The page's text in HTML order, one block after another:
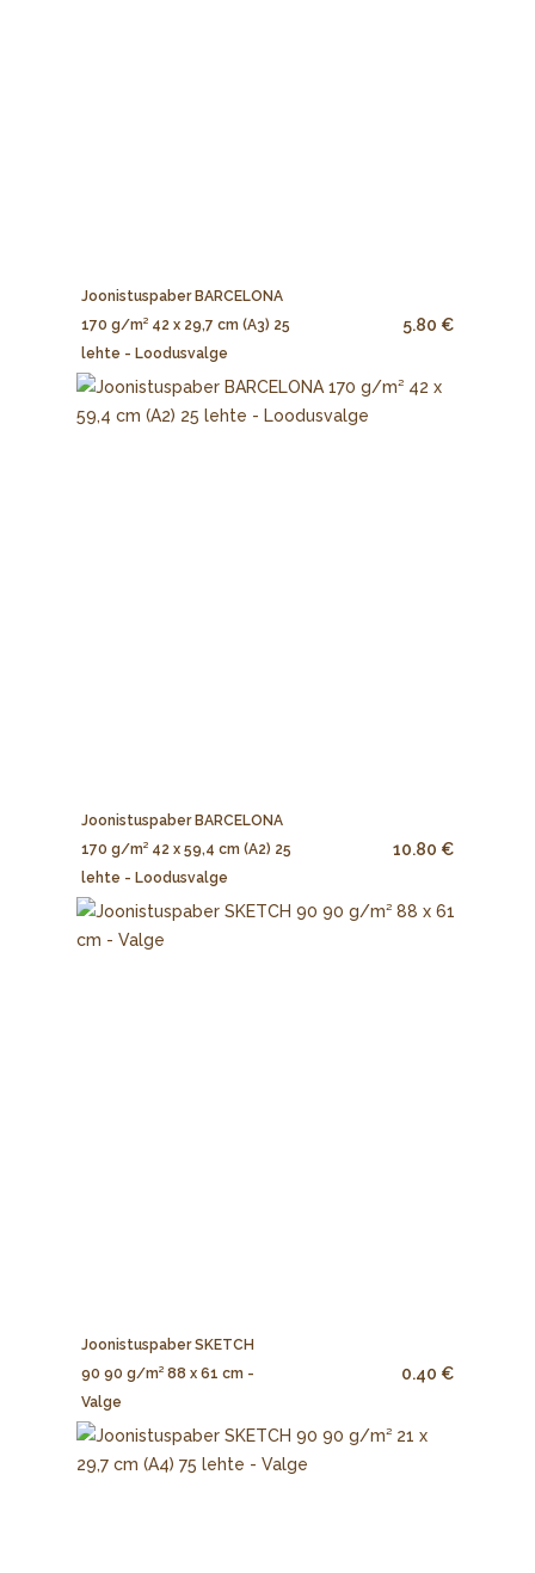
Joonistuspaber BARCELONA
170 g/m² 42 x 29,7 cm (A3) 25
lehte - Loodusvalge
5.80 €
Joonistuspaber BARCELONA
170 g/m² 42 x 59,4 cm (A2) 25
lehte - Loodusvalge
10.80 €
Joonistuspaber SKETCH
90 90 g/m² 88 x 61 cm -
Valge
0.40 €